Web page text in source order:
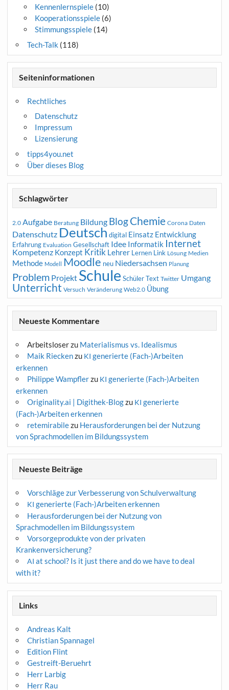
Kennenlernspiele(10)
Kooperationsspiele(6)
Stimmungsspiele(14)
Tech-Talk (118)
Seiteninformationen
Rechtliches
Datenschutz
Impressum
Lizensierung
tipps4you.net
Über dieses Blog
Schlagwörter
2.0 Aufgabe Beratung Bildung BlogChemie Corona Daten
Datenschutz Deutsch digital Einsatz Entwicklung
Erfahrung Evaluation Gesellschaft Idee Informatik Internet
Kompetenz Konzept Kritik Lehrer Lernen Link Lösung Medien
Methode Modell Moodle neu Niedersachsen Planung
Problem Projekt Schule Schüler Text Twitter Umgang
Unterricht Versuch Veränderung Web2.0 Übung
Neueste Kommentare
Arbeitsloserzu Materialismus vs. Idealismus
Maik Rieckenzu KI generierte (Fach-)Arbeiten
erkennen
Philippe Wampflerzu KI generierte (Fach-)Arbeiten
erkennen
Originality.ai | Digithek-Blogzu KI generierte
(Fach-)Arbeiten erkennen
retemirabilezu Herausforderungen bei der Nutzung
von Sprachmodellen im Bildungssystem
Neueste Beiträge
Vorschläge zur Verbesserung von Schulverwaltung
KI generierte (Fach-)Arbeiten erkennen
Herausforderungen bei der Nutzung von
Sprachmodellen im Bildungssystem
Vorsorgeprodukte von der privaten
Krankenversicherung?
AI at school? Is it just there and do we have to deal
with it?
Links
Andreas Kalt
Christian Spannagel
Edition Flint
Gestreift-Beruehrt
Herr Larbig
Herr Rau